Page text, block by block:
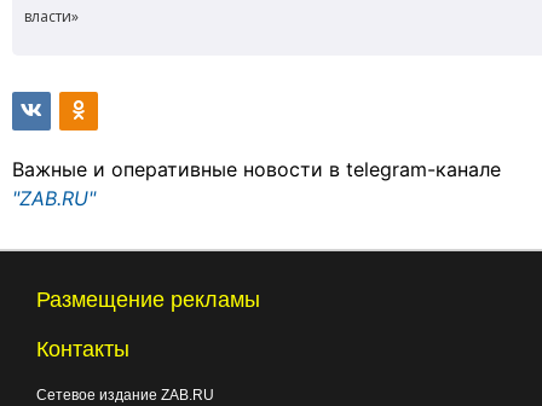
власти»
Важные и оперативные новости в telegram-канале
"ZAB.RU"
Размещение рекламы
Контакты
Сетевое издание ZAB.RU